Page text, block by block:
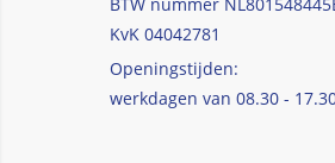
KvK 04042781
Openingstijden:
werkdagen van 08.30 -